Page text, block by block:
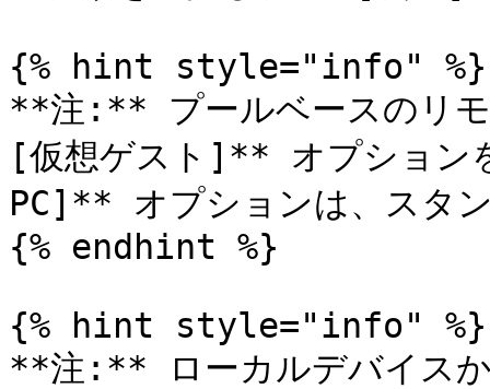
{% hint style="info" %}
**注:** プールベースのリ
[仮想ゲスト]** オプション
PC]** オプションは、スタ
{% endhint %}
{% hint style="info" %}
**注:** ローカルデバイスか